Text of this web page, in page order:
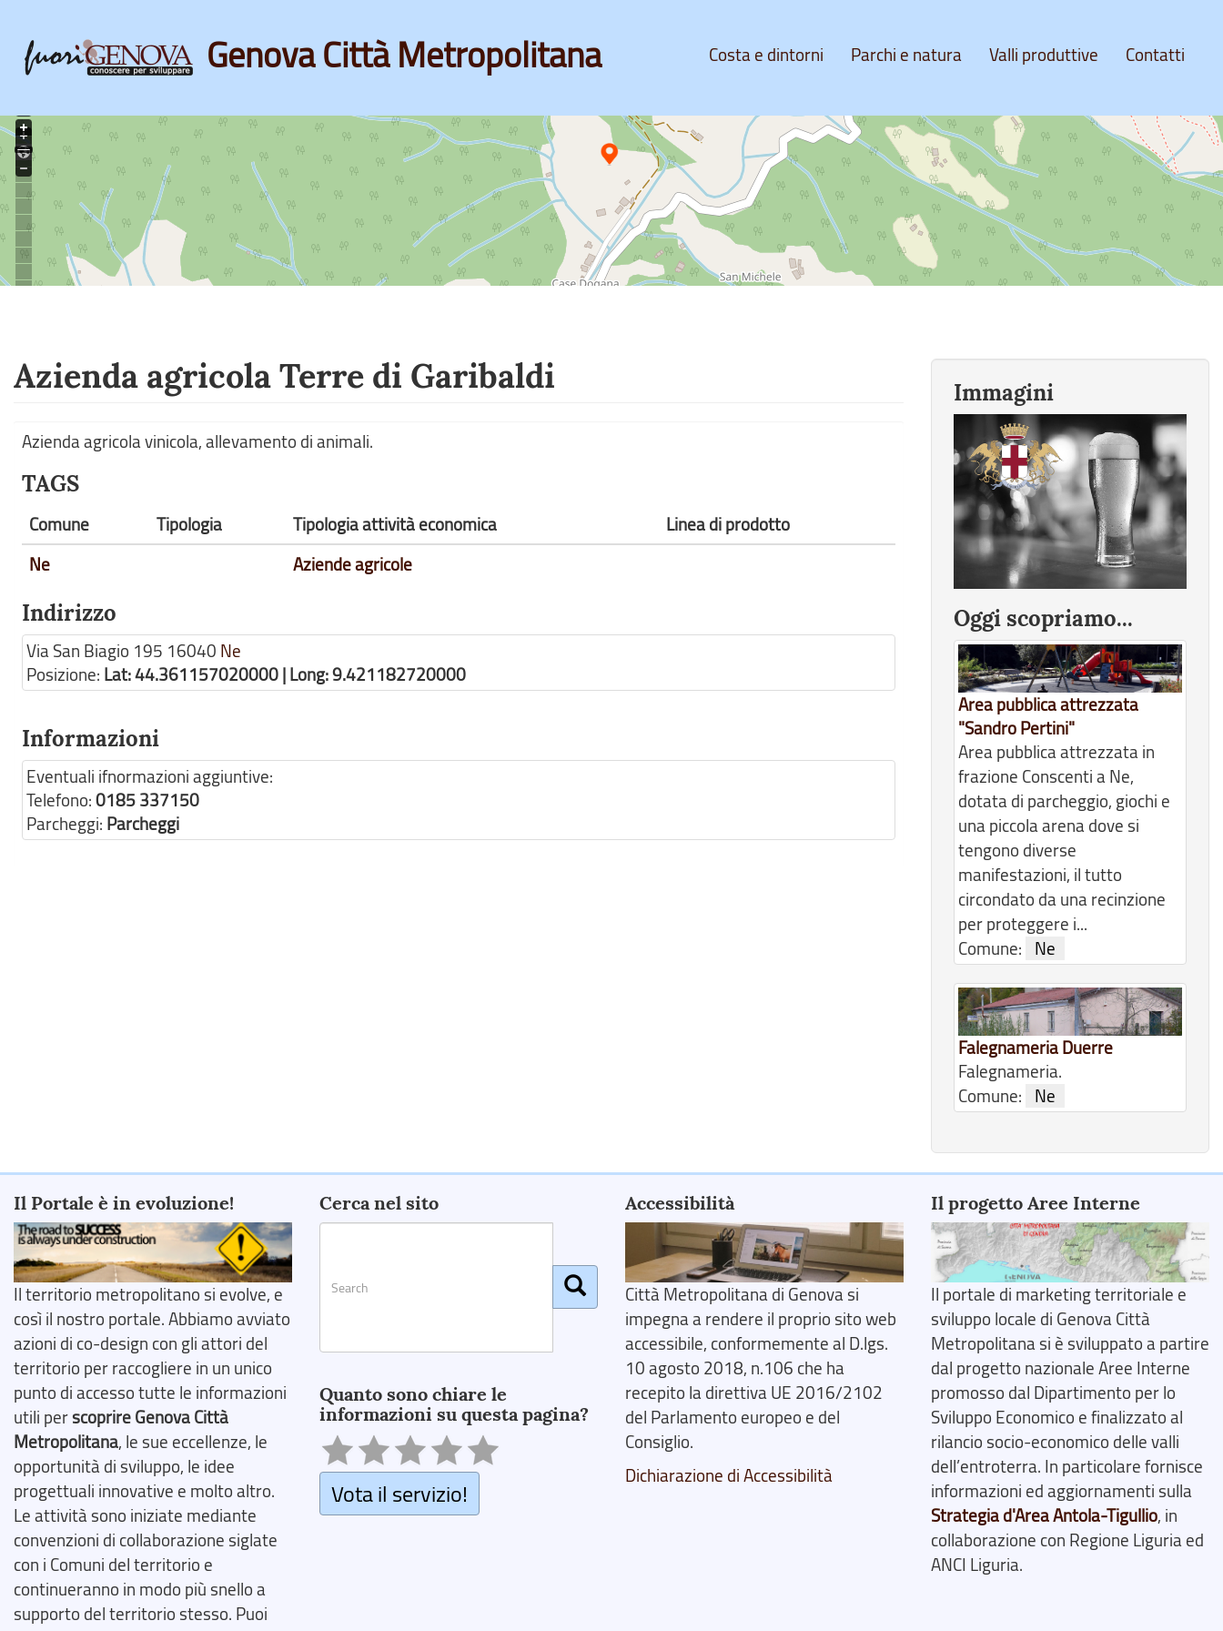
Skip
main
content
Genova Città Metropolitana Costa e dintorni Parchi e natura Valli produttive Contatti
Azienda agricola Terre di Garibaldi
Azienda agricola vinicola, allevamento di animali.
TAGS
Comune Tipologia Tipologia attività economica
Linea di prodotto
Ne
Aziende agricole
Indirizzo
Via San Biagio 195 16040 Ne
Posizione: Lat: 44.361157020000 | Long: 9.421182720000
Informazioni
Eventuali ifnormazioni aggiuntive:
Telefono:0185 337150
Parcheggi: Parcheggi
Immagini
Oggi scopriamo...
Area pubblica attrezzata
"Sandro Pertini"
Area pubblica attrezzata in
frazione Conscenti a Ne,
dotata di parcheggio, giochi e
una piccola arena dove si
tengono diverse
manifestazioni, il tutto
circondato da una recinzione
per proteggere i...
Comune:
Ne
Falegnameria Duerre
Falegnameria.
Comune:
Ne
Il Portale è in evoluzione!
Il territorio metropolitano si evolve, e
così il nostro portale. Abbiamo avviato
azioni di co-design con gli attori del
territorio per raccogliere in un unico
punto di accesso tutte le informazioni
utili perscoprire Genova Città
Metropolitana, le sue eccellenze, le
opportunità di sviluppo, le idee
progettuali innovative e molto altro.
Le attività sono iniziate mediante
convenzioni di collaborazione siglate
con i Comuni del territorio e
continueranno in modo più snello a
supporto del territorio stesso. Puoi
Cerca nel sito
Quanto sono chiare le
informazioni su questa pagina?
Vota il servizio!
Accessibilità
Città Metropolitana di Genova si
impegna a rendere il proprio sito web
accessibile, conformemente al D.lgs.
10 agosto 2018, n.106 che ha
recepito la direttiva UE 2016/2102
del Parlamento europeo e del
Consiglio.
Dichiarazione di Accessibilità
Il progetto Aree Interne
Il portale di marketing territoriale e
sviluppo locale di Genova Città
Metropolitana si è sviluppato a partire
dal progetto nazionale Aree Interne
promosso dal Dipartimento per lo
Sviluppo Economico e finalizzato al
rilancio socio-economico delle valli
dell’entroterra. In particolare fornisce
informazioni ed aggiornamenti sulla
Strategia d'Area Antola-Tigullio, in
collaborazione con Regione Liguria ed
ANCI Liguria.